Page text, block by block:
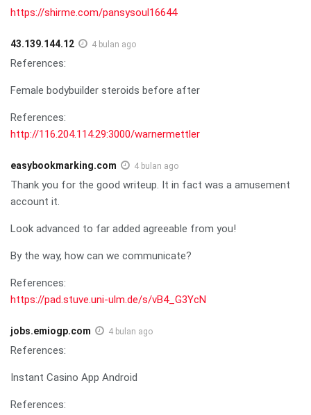
https://shirme.com/pansysoul16644
43.139.144.12 4 bulan ago
References:
Female bodybuilder steroids before after
References:
http://116.204.114.29:3000/warnermettler
easybookmarking.com 4 bulan ago
Thank you for the good writeup. It in fact was a amusement
account it.
Look advanced to far added agreeable from you!
By the way, how can we communicate?
References:
https://pad.stuve.uni-ulm.de/s/vB4_G3YcN
jobs.emiogp.com 4 bulan ago
References:
Instant Casino App Android
References: